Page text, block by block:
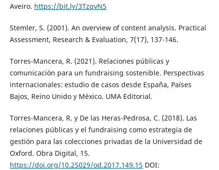
Aveiro. https://bit.ly/3TzqvN5
Stemler, S. (2001). An overview of content analysis. Practical
Assessment, Research & Evaluation, 7(17), 137-146.
Torres-Mancera, R. (2021). Relaciones públicas y
comunicación para un fundraising sostenible. Perspectivas
internacionales: estudio de casos desde España, Países
Bajos, Reino Unido y México. UMA Editorial.
Torres-Mancera, R. y De las Heras-Pedrosa, C. (2018). Las
relaciones públicas y el fundraising como estrategia de
gestión para las colecciones privadas de la Universidad de
Oxford. Obra Digital, 15.
https://doi.org/10.25029/od.2017.149.15 DOI: